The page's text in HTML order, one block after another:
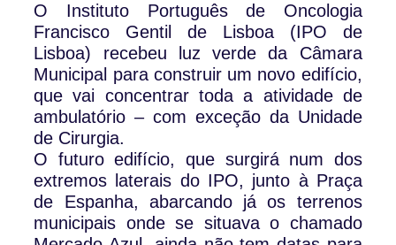
O Instituto Português de Oncologia
Francisco Gentil de Lisboa (IPO de
Lisboa) recebeu luz verde da Câmara
Municipal para construir um novo edifício,
que vai concentrar toda a atividade de
ambulatório – com exceção da Unidade
de Cirurgia.
O futuro edifício, que surgirá num dos
extremos laterais do IPO, junto à Praça
de Espanha, abarcando já os terrenos
municipais onde se situava o chamado